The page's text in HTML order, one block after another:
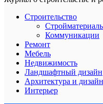
Строительство
Коммуникации
Ремонт
Мебель
Недвижимость
Ландшафтный дизайн
Архитектура и дизайн
Интерьер